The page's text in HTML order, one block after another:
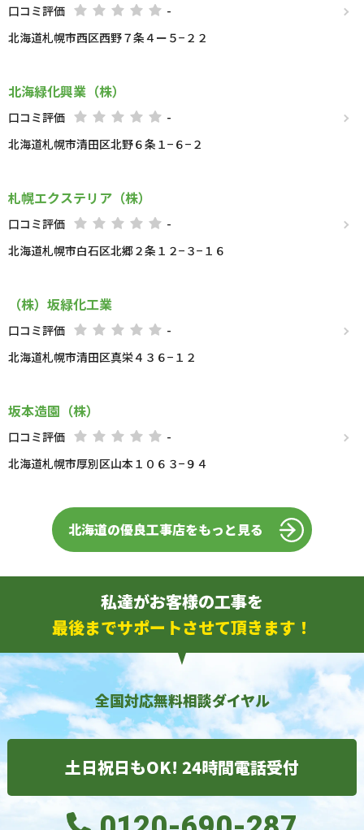
口コミ評価
-
北海道札幌市西区西野７条４ー５−２２
北海緑化興業（株）
口コミ評価
-
北海道札幌市清田区北野６条１−６−２
札幌エクステリア（株）
口コミ評価
-
北海道札幌市白石区北郷２条１２−３−１６
（株）坂緑化工業
口コミ評価
-
北海道札幌市清田区真栄４３６−１２
坂本造園（株）
口コミ評価
-
北海道札幌市厚別区山本１０６３−９４
北海道の優良工事店をもっと見る
私達がお客様の工事を
最後までサポートさせて頂きます！
全国対応無料相談ダイヤル
土日祝日もOK! 24時間電話受付